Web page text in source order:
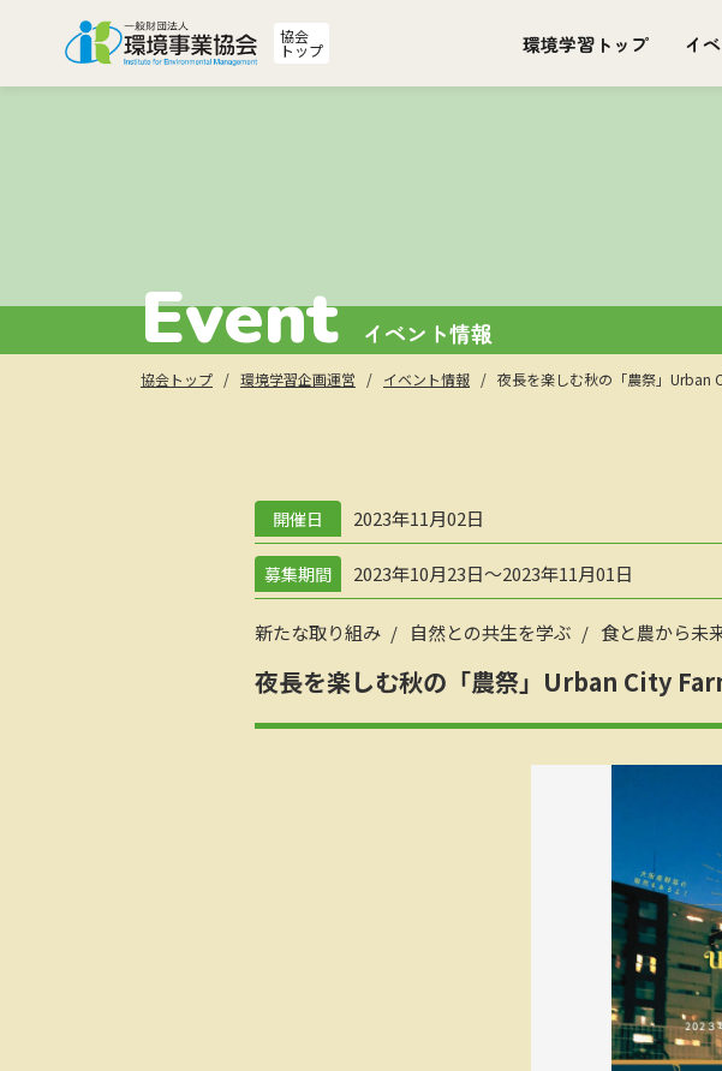
協会
トップ 環境学習トップ イ
Event イベント情報
協会トップ 環境学習企画運営 イベント情報 夜長を楽しむ秋の「農祭」Urban
開催日 2023年11月02日
募集期間 2023年10月23日～2023年11月01日
新たな取り組み 自然との共生を学ぶ 食と農から未
夜長を楽しむ秋の「農祭」Urban City